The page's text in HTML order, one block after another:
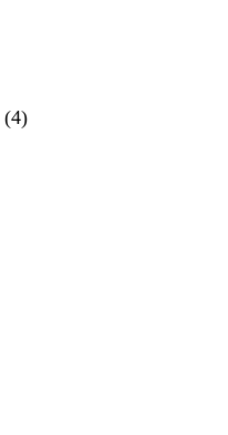
(4)